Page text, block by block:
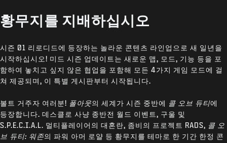
황무지를 지배하십시오
시즌 01 리로디드에 등장하는 놀라운 콘텐츠 라인업으로 새 일년을
시작하십시오! 미드 시즌 업데이트는 새로운 맵, 모드, 기능 등을 포
함하여 놓치고 싶지 않은 협업을 포함해 모든 4가지 게임 모드에 걸
쳐 제공되며, 이 특별 게시판부터 시작됩니다.
볼트 거주자 여러분! 폴아웃의 세계가 시즌 중반에 콜 오브 듀티에
등장합니다. 데스클로 사냥 종반전 월드 이벤트, 구울 및
S.P.E.C.I.A.L. 멀티플레이어의 대혼란, 좀비의 프로젝트 RADS, 콜 오
브 듀티: 워존의 파워 아머 로얄 등 황무지를 테마로 한 기간 한정 콘